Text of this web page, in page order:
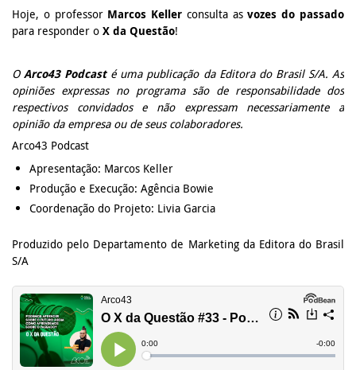
Hoje, o professor Marcos Keller consulta asvozes do passado
para responder o X da Questão!
OArco43 Podcasté uma publicação da Editora do Brasil S/A. As
opiniões expressas no programa são de responsabilidade dos
respectivos convidados e não expressam necessariamente a
opinião da empresa ou de seus colaboradores.
Arco43 Podcast
Apresentação: Marcos Keller
Produção e Execução: Agência Bowie
Coordenação do Projeto: Livia Garcia
Produzido pelo Departamento de Marketing da Editora do Brasil
S/A